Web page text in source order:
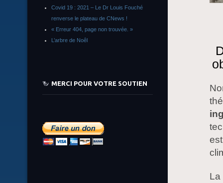
La
Covid 19 : 2021 – Le Dr Louis Fouché
renverse le plateau de CNews !
« Erreur 404, page non trouvée. »
L’arbre de Noêl
MERCI POUR VOTRE SOUTIEN